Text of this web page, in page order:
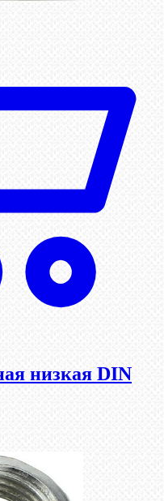
низкая DIN